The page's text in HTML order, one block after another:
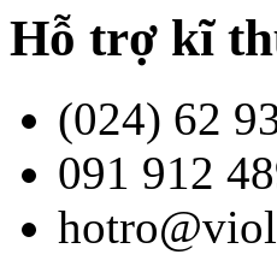
Hỗ trợ kĩ
(024) 62
091 912